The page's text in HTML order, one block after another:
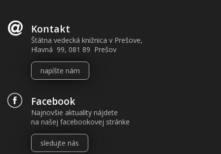
Kontakt
Štátna vedecká knižnica v Prešove,
Hlavná 99, 081 89 Prešov
napíšte nám
Facebook
Najnovšie aktuality nájdete
na našej facebookovej stránke
sledujte nás